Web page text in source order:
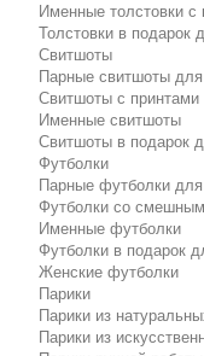
Именные толстовки
Толстовки в подарок
Свитшоты
Парные свитшоты
Свитшоты с принтами
Именные свитшоты
Свитшоты в подарок
Футболки
Парные футболки
Футболки со
Именные футболки
Футболки в подарок
Женские футболки
Парики
Парики из
Парики из